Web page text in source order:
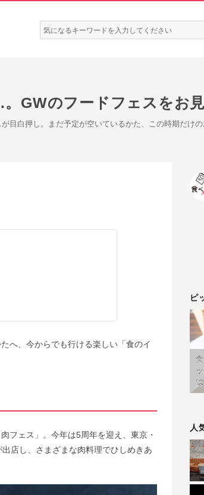
検
索:
GWのフードフェスをお見
目白押し。まだ予定が空いているかた、この時期だけの
へ、今からでも行ける楽しい「食のイ
フェス」。今年は5周年を迎え、東京・
店し、さまざまな肉料理でひしめきあ
ピ
人